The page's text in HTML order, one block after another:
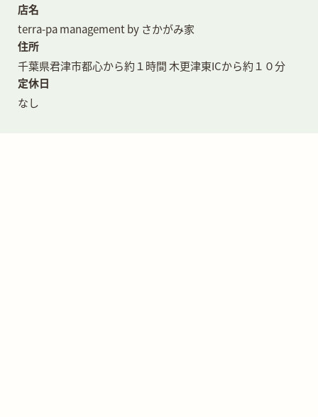
店名
terra-pa management by さかがみ家
住所
千葉県君津市都心から約１時間 木更津東ICから約１０分
定休日
なし